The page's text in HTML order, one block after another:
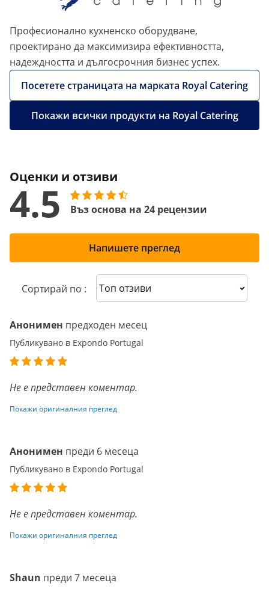
Професионално кухненско оборудване,
проектирано да максимизира ефективността,
надеждността и дългосрочния бизнес успех.
Посетете страницата на марката Royal Catering
Покажи всички продукти на Royal Catering
Оценки и отзиви
4.5 Въз основа на 24 рецензии
Напишете преглед
Сортирай по : Sort reviews
Анонимен предходен месец
Публикувано в Expondo Portugal
Не е представен коментар.
Покажи оригиналния преглед
Анонимен преди 6 месеца
Публикувано в Expondo Portugal
Не е представен коментар.
Покажи оригиналния преглед
Shaun преди 7 месеца